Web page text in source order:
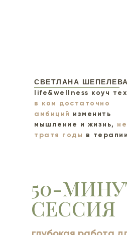
50-
СЕССИЯ
СВЕТЛАНА
life&wellness коуч
в ком достаточно
амбиций изменить
мышление и жизнь, не
тратя годы в